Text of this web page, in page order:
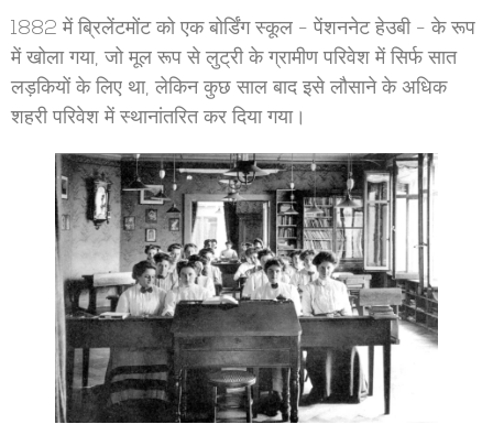
1882 में ब्रिलेंटमोंट को एक बोर्डिंग स्कूल - पेंशननेट हेउबी - के रूप
में खोला गया, जो मूल रूप से लुट्री के ग्रामीण परिवेश में सिर्फ सात
लड़कियों के लिए था, लेकिन कुछ साल बाद इसे लौसाने के अधिक
शहरी परिवेश में स्थानांतरित कर दिया गया।